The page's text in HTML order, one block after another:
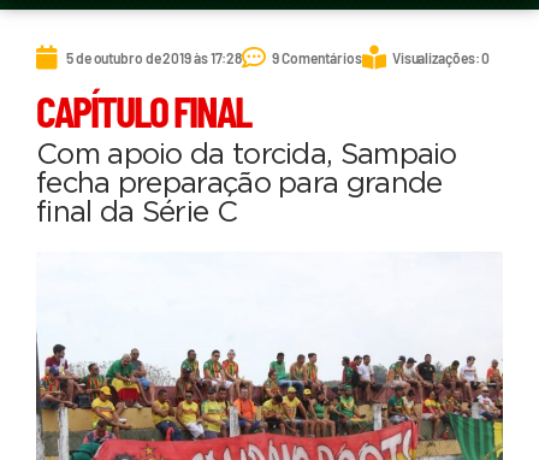
5 de outubro de 2019 às 17:28 9 Comentários Visualizações: 0
CAPÍTULO FINAL
Com apoio da torcida, Sampaio
fecha preparação para grande
final da Série C